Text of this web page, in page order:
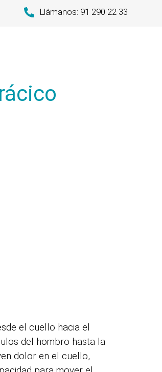
Llámanos: 91 290 22 33
el cuello hacia el
del hombro hasta la
dolor en el cuello,